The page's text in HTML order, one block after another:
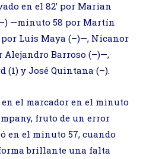
en el 82’ por Marian
—minuto 58 por Martín
por Luis Maya (–)—, Nicanor
Alejandro Barroso (–)—,
(1) y José Quintana (–).
el marcador en el minuto
fruto de un error
en el minuto 57, cuando
brillante una falta